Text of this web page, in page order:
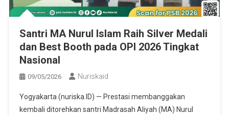
Santri MA Nurul Islam Raih Silver Medali
dan Best Booth pada OPI 2026 Tingkat
Nasional
09/05/2026 Nuriskaid
Yogyakarta (nuriska.ID) — Prestasi membanggakan
kembali ditorehkan santri Madrasah Aliyah (MA) Nurul